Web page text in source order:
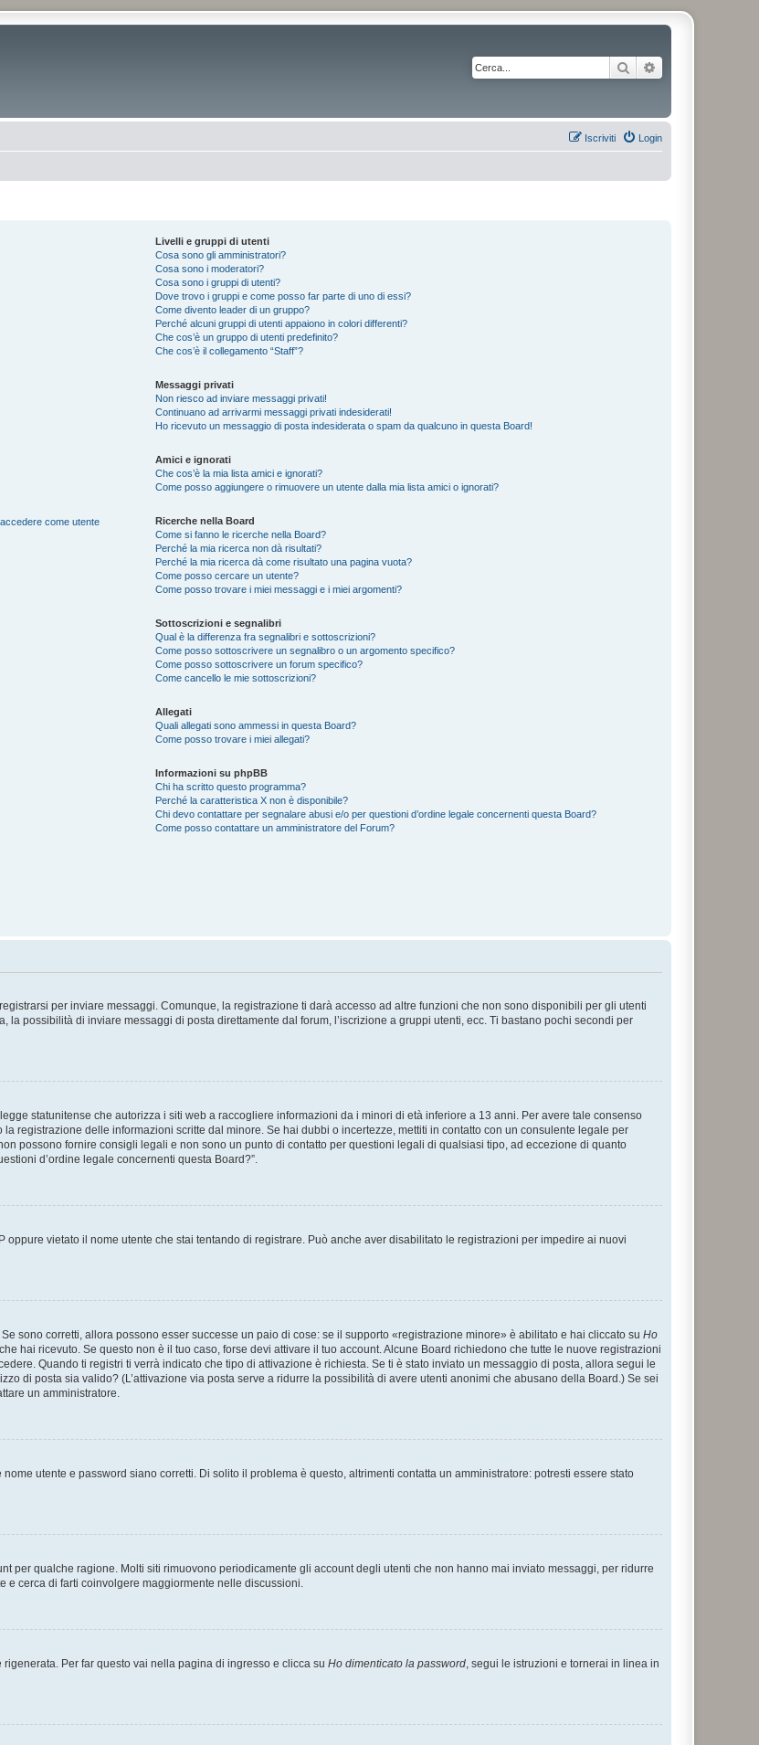
Cerca
Login
Iscriviti
come utente
Livelli e gruppi di utenti
Cosa sono gli amministratori?
Cosa sono i moderatori?
Cosa sono i gruppi di utenti?
Dove trovo i gruppi e come posso far parte di uno di essi?
Come divento leader di un gruppo?
Perché alcuni gruppi di utenti appaiono in colori differenti?
Che cos’è un gruppo di utenti predefinito?
Che cos’è il collegamento “Staff”?
Messaggi privati
Non riesco ad inviare messaggi privati!
Continuano ad arrivarmi messaggi privati indesiderati!
Ho ricevuto un messaggio di posta indesiderata o spam da qualcuno in questa Board!
Amici e ignorati
Che cos’è la mia lista amici e ignorati?
Come posso aggiungere o rimuovere un utente dalla mia lista amici o ignorati?
Ricerche nella Board
Come si fanno le ricerche nella Board?
Perché la mia ricerca non dà risultati?
Perché la mia ricerca dà come risultato una pagina vuota?
Come posso cercare un utente?
Come posso trovare i miei messaggi e i miei argomenti?
Sottoscrizioni e segnalibri
Qual è la differenza fra segnalibri e sottoscrizioni?
Come posso sottoscrivere un segnalibro o un argomento specifico?
Come posso sottoscrivere un forum specifico?
Come cancello le mie sottoscrizioni?
Allegati
Quali allegati sono ammessi in questa Board?
Come posso trovare i miei allegati?
Informazioni su phpBB
Chi ha scritto questo programma?
Perché la caratteristica X non è disponibile?
Chi devo contattare per segnalare abusi e/o per questioni d’ordine legale concernenti questa Board?
Come posso contattare un amministratore del Forum?
per inviare messaggi. Comunque, la registrazione ti darà accesso ad altre funzioni che non sono disponibili per gli utenti
la possibilità di inviare messaggi di posta direttamente dal forum, l’iscrizione a gruppi utenti, ecc. Ti bastano pochi secondi per
statunitense che autorizza i siti web a raccogliere informazioni da i minori di età inferiore a 13 anni. Per avere tale consenso
registrazione delle informazioni scritte dal minore. Se hai dubbi o incertezze, mettiti in contatto con un consulente legale per
possono fornire consigli legali e non sono un punto di contatto per questioni legali di qualsiasi tipo, ad eccezione di quanto
d’ordine legale concernenti questa Board?”.
vietato il nome utente che stai tentando di registrare. Può anche aver disabilitato le registrazioni per impedire ai nuovi
sono corretti, allora possono esser successe un paio di cose: se il supporto «registrazione minore» è abilitato e hai cliccato su Ho
hai ricevuto. Se questo non è il tuo caso, forse devi attivare il tuo account. Alcune Board richiedono che tutte le nuove registrazioni
Quando ti registri ti verrà indicato che tipo di attivazione è richiesta. Se ti è stato inviato un messaggio di posta, allora segui le
di posta sia valido? (L’attivazione via posta serve a ridurre la possibilità di avere utenti anonimi che abusano della Board.) Se sei
un amministratore.
utente e password siano corretti. Di solito il problema è questo, altrimenti contatta un amministratore: potresti essere stato
per qualche ragione. Molti siti rimuovono periodicamente gli account degli utenti che non hanno mai inviato messaggi, per ridurre
e cerca di farti coinvolgere maggiormente nelle discussioni.
Per far questo vai nella pagina di ingresso e clicca su Ho dimenticato la password, segui le istruzioni e tornerai in linea in